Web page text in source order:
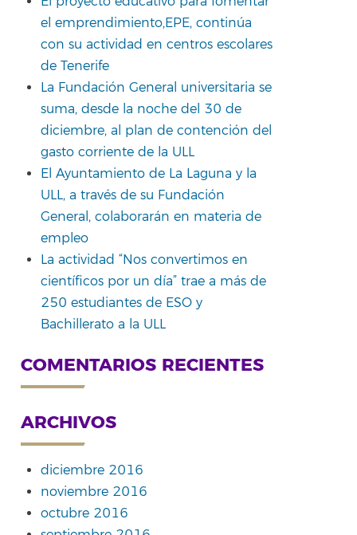
el emprendimiento,EPE, continúa
con su actividad en centros escolares
de Tenerife
La Fundación General universitaria se
suma, desde la noche del 30 de
diciembre, al plan de contención del
gasto corriente de la ULL
El Ayuntamiento de La Laguna y la
ULL, a través de su Fundación
General, colaborarán en materia de
empleo
La actividad “Nos convertimos en
científicos por un día” trae a más de
250 estudiantes de ESO y
Bachillerato a la ULL
COMENTARIOS RECIENTES
ARCHIVOS
diciembre 2016
noviembre 2016
octubre 2016